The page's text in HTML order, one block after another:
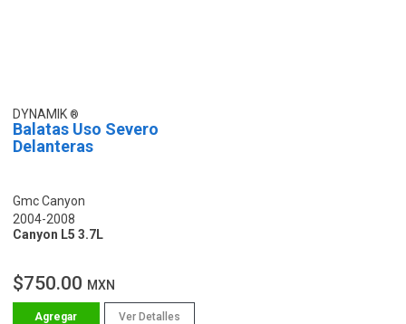
DYNAMIK
Balatas Uso Severo
Delanteras
Gmc Canyon
2004-2008
Canyon L5 3.7L
$750.00 MXN
Ver Detalles